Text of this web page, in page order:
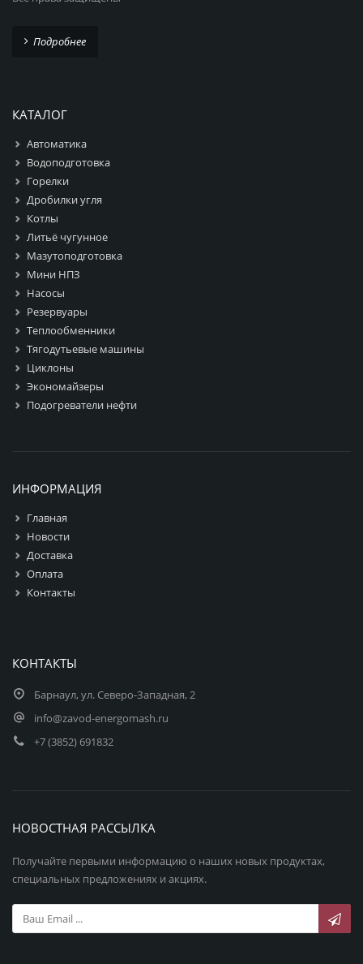
Подробнее
КАТАЛОГ
Автоматика
Водоподготовка
Горелки
Дробилки угля
Котлы
Литьё чугунное
Мазутоподготовка
Мини НПЗ
Насосы
Резервуары
Теплообменники
Тягодутьевые машины
Циклоны
Экономайзеры
Подогреватели нефти
ИНФОРМАЦИЯ
Главная
Новости
Доставка
Оплата
Контакты
КОНТАКТЫ
Барнаул, ул. Северо-Западная, 2
info@zavod-energomash.ru
+7 (3852) 691832
НОВОСТНАЯ РАССЫЛКА
Получайте первыми информацию о наших новых продуктах,
специальных предложениях и акциях.